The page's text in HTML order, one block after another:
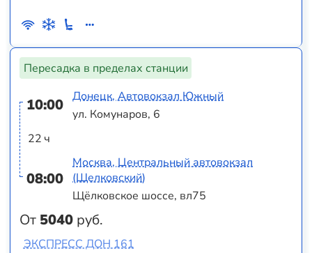
Пересадка в пределах станции
10:00
22 ч
08:00
От 5040 руб.
Донецк, Автовокзал Южный
ул. Комунаров, 6
Москва, Центральный автовокзал
(Щелковский)
Щёлковское шоссе, вл75
ЭКСПРЕСС ДОН 161